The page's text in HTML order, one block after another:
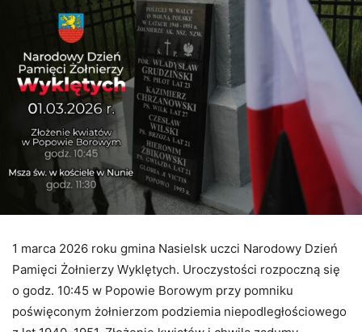
1 marca 2026 roku gmina Nasielsk uczci Narodowy Dzień
Pamięci Żołnierzy Wyklętych. Uroczystości rozpoczną się
o godz. 10:45 w Popowie Borowym przy pomniku
poświęconym żołnierzom podziemia niepodległościowego